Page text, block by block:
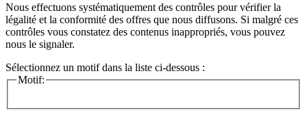
Nous effectuons systématiquement des contrôles pour vérifier la
légalité et la conformité des offres que nous diffusons. Si malgré ces
contrôles vous constatez des contenus inappropriés, vous pouvez
nous le signaler.
Sélectionnez un motif dans la liste ci-dessous :
Motif: